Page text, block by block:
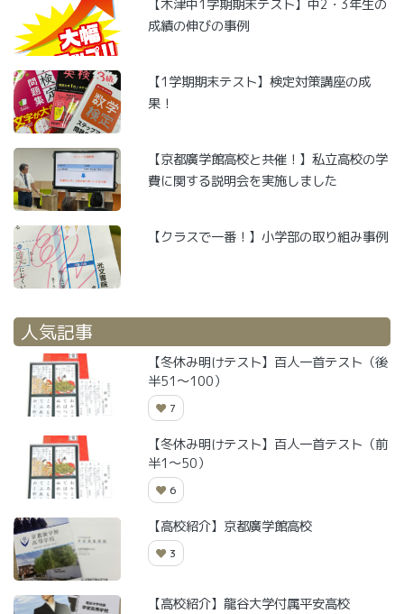
【木津中1学期期末テスト】中2・3年生の
成績の伸びの事例
【1学期期末テスト】検定対策講座の成
果！
【京都廣学館高校と共催！】私立高校の学
費に関する説明会を実施しました
【クラスで一番！】小学部の取り組み事例
人気記事
【冬休み明けテスト】百人一首テスト（後
半51～100）
7
【冬休み明けテスト】百人一首テスト（前
半1～50）
6
【高校紹介】京都廣学館高校
3
【高校紹介】龍谷大学付属平安高校